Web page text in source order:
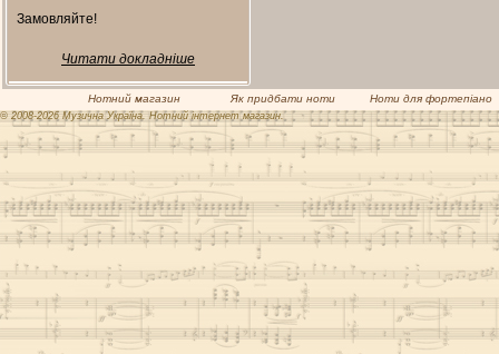
Замовляйте!
Читати докладніше
Нотний магазин Як придбати ноти Ноти для фортепіано
© 2008-2026 Музична Україна. Нотний інтернет магазин.